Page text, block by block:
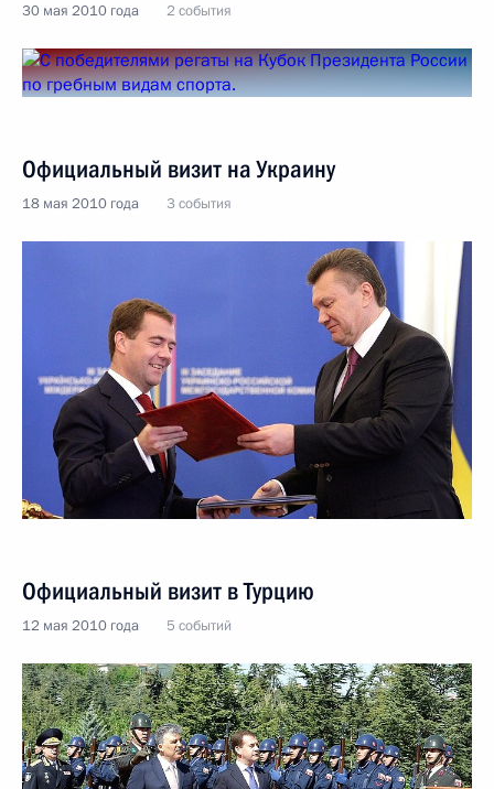
30 мая 2010 года 2 события
Официальный визит на Украину
18 мая 2010 года 3 события
Официальный визит в Турцию
12 мая 2010 года 5 событий